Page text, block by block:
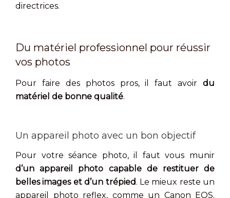
directrices.
Du matériel professionnel pour réussir
vos photos
Pour faire des photos pros, il faut avoir du
matériel de bonne qualité.
Un appareil photo avec un bon objectif
Pour votre séance photo, il faut vous munir
d’un appareil photo capable de restituer de
belles images et d’un trépied. Le mieux reste un
appareil photo reflex, comme un Canon EOS.